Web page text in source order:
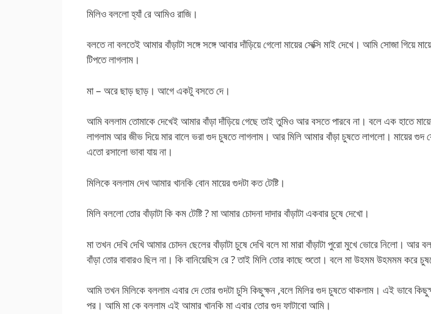
মিলিও বললো হ্যাঁ রে আমিও রাজি।
বলতে না বলতেই আমার বাঁড়াটা সঙ্গে সঙ্গে আবার দাঁড়িয়ে গেলো মায়ের সেক্সি মাই দেখে। আমি সোজা গিয়ে
টিপতে লাগলাম।
মা – অরে ছাড় ছাড়। আগে একটু বসতে দে।
আমি বললাম তোমাকে দেখেই আমার বাঁড়া দাঁড়িয়ে গেছে তাই তুমিও আর বসতে পারবে না। বলে এক হাতে
লাগলাম আর জীভ দিয়ে মার বালে ভরা গুদ চুষতে লাগলাম। আর মিলি আমার বাঁড়া চুষতে লাগলো। মায়ের গুদ
এতো রসালো ভাবা যায় না।
মিলিকে বললাম দেখ আমার খানকি বোন মায়ের গুদটা কত টেষ্টি।
মিলি বললো তোর বাঁড়াটা কি কম টেষ্টি ? মা আমার চোদনা দাদার বাঁড়াটা একবার চুষে দেখো।
মা তখন দেখি দেখি আমার চোদন ছেলের বাঁড়াটা চুষে দেখি বলে মা মারা বাঁড়াটা পুরো মুখে ভোরে নিলো।
বাঁড়া তোর বাবারও ছিল না। কি বানিয়েছিস রে ? তাই মিলি তোর কাছে শুতো। বলে মা উহমম উহমমম করে
আমি তখন মিলিকে বললাম এবার দে তোর গুদটা চুসি কিছুক্ষন ,বলে মিলির গুদ চুষতে থাকলাম। এই ভাবে
পর। আমি মা কে বললাম এই আমার খানকি মা এবার তোর গুদ ফাটাবো আমি।